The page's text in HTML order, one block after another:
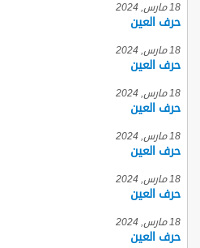
18 مارس, 2024
حرف العين
18 مارس, 2024
حرف العين
18 مارس, 2024
حرف العين
18 مارس, 2024
حرف العين
18 مارس, 2024
حرف العين
18 مارس, 2024
حرف العين